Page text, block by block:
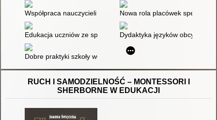
Współpraca nauczycieli oraz nauczycieli specjalistów w
Nowa rola placówek
Edukacja uczniów ze specjalnymi potrzebami edukacyjnymi
Dydaktyka języków obcych :
Dobre praktyki szkoły włączającej
RUCH I SAMODZIELNOŚĆ – MONTESSORI I
SHERBORNE W EDUKACJI